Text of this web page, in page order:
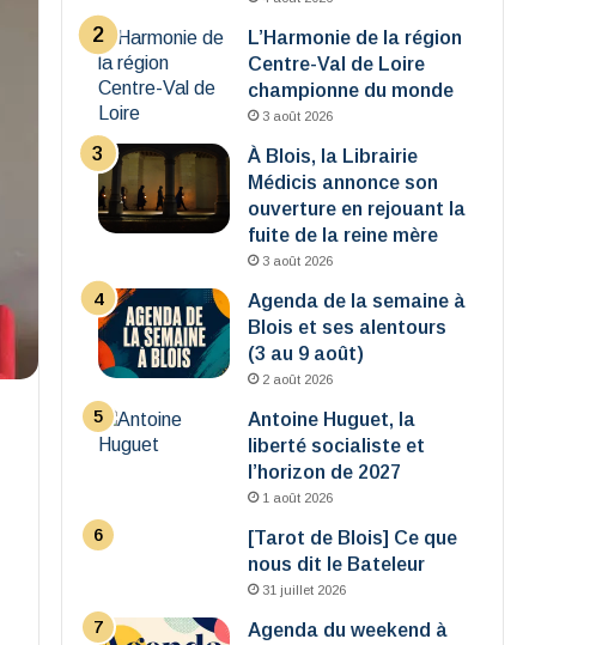
L’Harmonie de la région
Centre-Val de Loire
championne du monde
3 août 2026
À Blois, la Librairie
Médicis annonce son
ouverture en rejouant la
fuite de la reine mère
3 août 2026
Agenda de la semaine à
Blois et ses alentours
(3 au 9 août)
2 août 2026
Antoine Huguet, la
liberté socialiste et
l’horizon de 2027
1 août 2026
[Tarot de Blois] Ce que
nous dit le Bateleur
31 juillet 2026
Agenda du weekend à